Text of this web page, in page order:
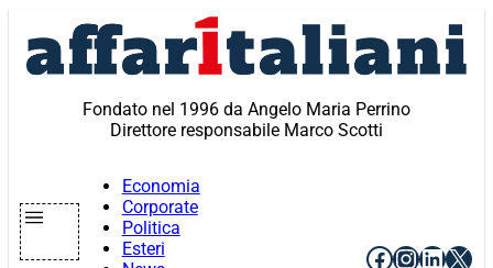
contenuto
Fondato nel 1996 da Angelo Maria Perrino
Direttore responsabile Marco Scotti
Economia
Corporate
Politica
Esteri
Facebook
X